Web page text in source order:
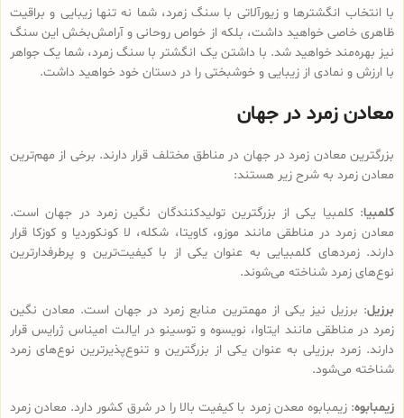
با انتخاب انگشترها و زیورآلاتی با سنگ زمرد، شما نه تنها زیبایی و براقیت
ظاهری خاصی خواهید داشت، بلکه از خواص روحانی و آرامش‌بخش این سنگ
نیز بهره‌مند خواهید شد. با داشتن یک انگشتر با سنگ زمرد، شما یک جواهر
با ارزش و نمادی از زیبایی و خوشبختی را در دستان خود خواهید داشت.
معادن زمرد در جهان
بزرگترین معادن زمرد در جهان در مناطق مختلف قرار دارند. برخی از مهم‌ترین
معادن زمرد به شرح زیر هستند:
کلمبیا: کلمبیا یکی از بزرگترین تولیدکنندگان نگین زمرد در جهان است.
معادن زمرد در مناطقی مانند موزو، کاویتا، شکله، لا کونکوردیا و کوزکا قرار
دارند. زمردهای کلمبیایی به عنوان یکی از با کیفیت‌ترین و پرطرفدارترین
نوع‌های زمرد شناخته می‌شوند.
برزیل: برزیل نیز یکی از مهمترین منابع زمرد در جهان است. معادن نگین
زمرد در مناطقی مانند ایتاوا، نویسوه و توسینو در ایالت امیناس ژرایس قرار
دارند. زمرد برزیلی به عنوان یکی از بزرگترین و تنوع‌پذیرترین نوع‌های زمرد
شناخته می‌شود.
زیمبابوه: زیمبابوه معدن زمرد با کیفیت بالا را در شرق کشور دارد. معادن زمرد